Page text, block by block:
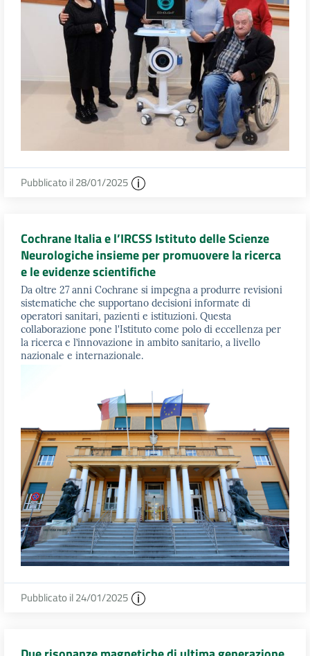
Pubblicato il 28/01/2025
Cochrane Italia e l’IRCSS Istituto delle Scienze
Neurologiche insieme per promuovere la ricerca
e le evidenze scientifiche
Da oltre 27 anni Cochrane si impegna a produrre revisioni
sistematiche che supportano decisioni informate di
operatori sanitari, pazienti e istituzioni. Questa
collaborazione pone l'Istituto come polo di eccellenza per
la ricerca e l’innovazione in ambito sanitario, a livello
nazionale e internazionale.
Pubblicato il 24/01/2025